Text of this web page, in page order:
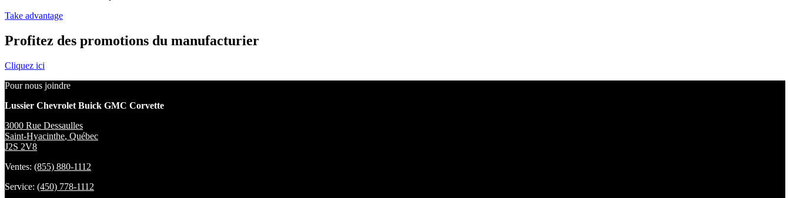
Take advantage
Profitez des promotions du manufacturier
Cliquez ici
Pour nous joindre
Lussier Chevrolet Buick GMC Corvette
3000 Rue Dessaulles
Saint-Hyacinthe, Québec
J2S 2V8
Ventes: (855) 880-1112
Service: (450) 778-1112